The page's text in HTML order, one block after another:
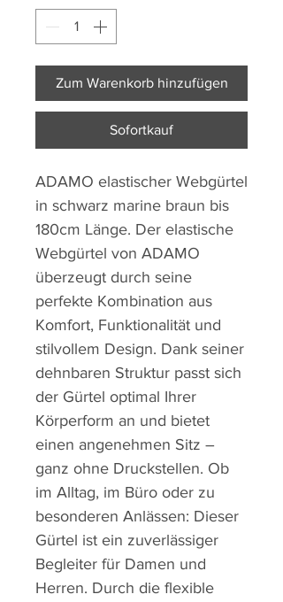
Zum Warenkorb hinzufügen
Sofortkauf
ADAMO elastischer Webgürtel
in schwarz marine braun bis
180cm Länge. Der elastische
Webgürtel von ADAMO
überzeugt durch seine
perfekte Kombination aus
Komfort, Funktionalität und
stilvollem Design. Dank seiner
dehnbaren Struktur passt sich
der Gürtel optimal Ihrer
Körperform an und bietet
einen angenehmen Sitz –
ganz ohne Druckstellen. Ob
im Alltag, im Büro oder zu
besonderen Anlässen: Dieser
Gürtel ist ein zuverlässiger
Begleiter für Damen und
Herren. Durch die flexible